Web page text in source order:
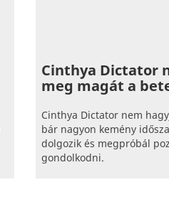
Cinthya Dictator
meg magát a
Cinthya Dictator nem
bár nagyon kemény
dolgozik és megpróbál
gondolkodni.